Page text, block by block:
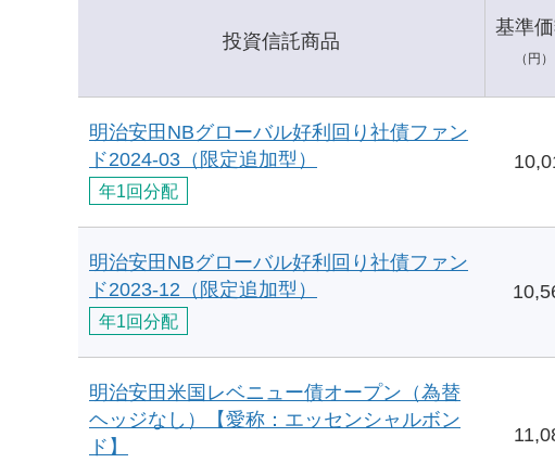
投資信託商品
基準
（円）
明治安田NBグローバル好利回り社債ファン
ド2024-03（限定追加型）
年1回分配
明治安田NBグローバル好利回り社債ファン
ド2023-12（限定追加型）
年1回分配
明治安田米国レベニュー債オープン（為替
ヘッジなし）【愛称：エッセンシャルボン
ド】